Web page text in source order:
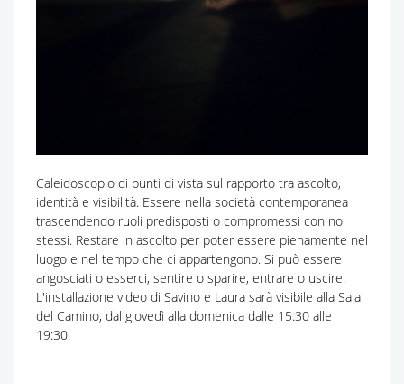
Caleidoscopio di punti di vista sul rapporto tra ascolto,
identità e visibilità. Essere nella società contemporanea
trascendendo ruoli predisposti o compromessi con noi
stessi. Restare in ascolto per poter essere pienamente nel
luogo e nel tempo che ci appartengono. Si può essere
angosciati o esserci, sentire o sparire, entrare o uscire.
L'installazione video di Savino e Laura sarà visibile alla Sala
del Camino, dal giovedì alla domenica dalle 15:30 alle
19:30.